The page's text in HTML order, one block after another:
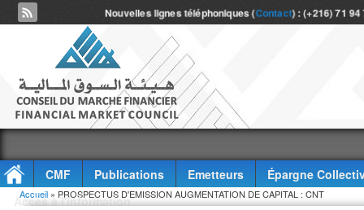
Nouvelles lignes téléphoniques (Contact) : (+216) 71
CMF Publications Emetteurs
Épargne
Accès à l'information
Vous êtes ici
Accueil » PROSPECTUS D'EMISSION AUGMENTATION DE CAPITAL : CNT